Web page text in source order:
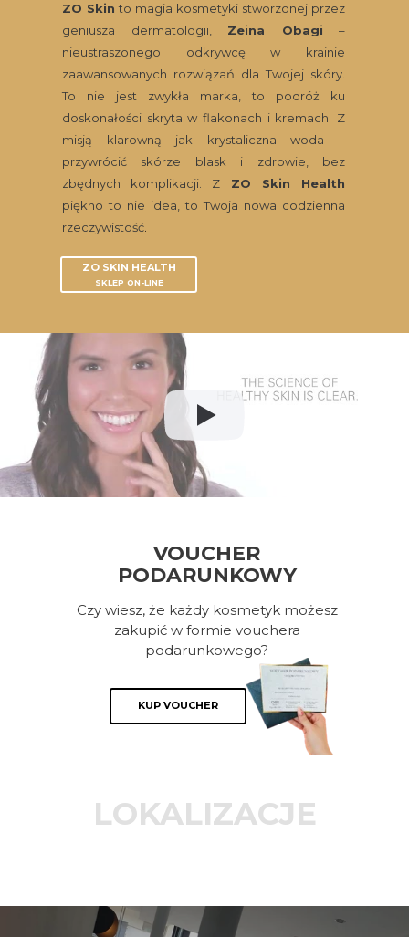
KUP VOUCHER
VOUCHER
PODARUNKOWY
Czy wiesz, że każdy kosmetyk możesz
zakupić w formie vouchera
podarunkowego?
ZO SKIN HEALTH
SKLEP ON-LINE
ZO Skin to magia kosmetyki stworzonej przez
geniusza dermatologii, Zeina Obagi –
nieustraszonego odkrywcę w krainie
zaawansowanych rozwiązań dla Twojej skóry.
To nie jest zwykła marka, to podróż ku
doskonałości skryta w flakonach i kremach. Z
misją klarowną jak krystaliczna woda –
przywrócić skórze blask i zdrowie, bez
zbędnych komplikacji. Z ZO Skin Health
piękno to nie idea, to Twoja nowa codzienna
rzeczywistość
LOKALIZACJE